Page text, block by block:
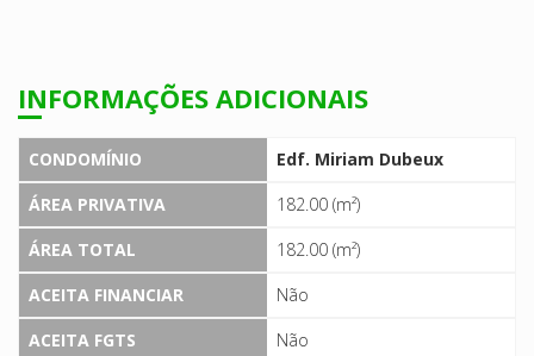
INFORMAÇÕES ADICIONAIS
CONDOMÍNIO
Edf. Miriam Dubeux
ÁREA PRIVATIVA
182.00 (m²)
ÁREA TOTAL
182.00 (m²)
ACEITA FINANCIAR
Não
ACEITA FGTS
Não